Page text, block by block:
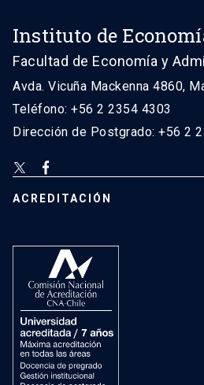
Instituto de
Facultad de Economía y
Avda. Vicuña Mackenna 4860,
Teléfono: +56 2 2354 4303
Dirección de Postgrado: +56 2
ACREDITACIÓN